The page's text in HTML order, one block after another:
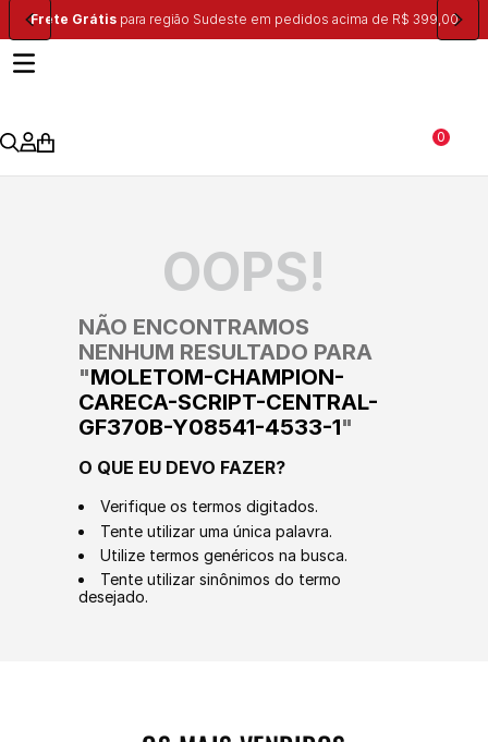
Frete Grátispara região Sudeste em pedidos acima de R$ 399,00
OOPS!
NENHUM RESULTADO PARA
"MOLETOM-CHAMPION-
CARECA-SCRIPT-CENTRAL-
GF370B-Y08541-4533-1"
Tente utilizar uma única palavra.
Utilize termos genéricos na busca.
Tente utilizar sinônimos do termo
desejado.